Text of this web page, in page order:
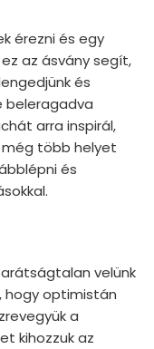
érezni és egy
az ásvány segít,
és
beleragadva
arra inspirál,
még több helyet
és
velünk
hogy optimistán
a
kihozzuk az